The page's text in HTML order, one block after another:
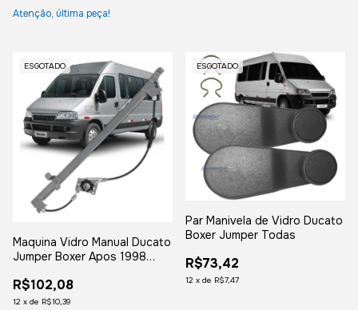
Atenção, última peça!
ESGOTADO
Maquina Vidro Manual Ducato
Jumper Boxer Apos 1998
R$102,08
12 x de R$10,39
ESGOTADO
Par Manivela de Vidro Ducato
Boxer Jumper Todas
R$73,42
12 x de R$7,47